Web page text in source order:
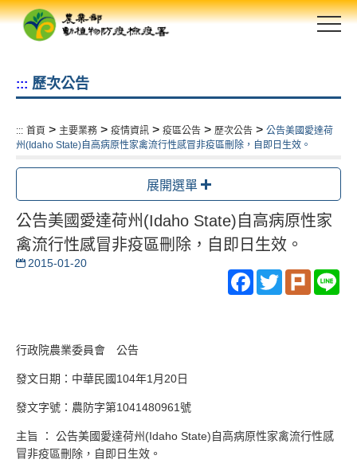
跳
::: 歷次公告
::: 首頁 > 主要業務 > 疫情資訊 > 疫區公告 > 歷次公告 > 公告美國愛達荷
州(Idaho State)自高病原性家禽流行性感冒非疫區刪除，自即日生效。
展開選單
公告美國愛達荷州(Idaho State)自高病原性家
禽流行性感冒非疫區刪除，自即日生效。
2015-01-20
Facebook
TwitterPlurk
行政院農業委員會 公告
發文日期：中華民國104年1月20日
發文字號：農防字第1041480961號
主旨 ： 公告美國愛達荷州(Idaho State)自高病原性家禽流行性感
冒非疫區刪除，自即日生效。